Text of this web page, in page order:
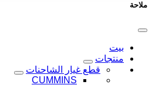
ملاحة
بيت
منتجات
قطع غيار الشاحنات
CUMMINS